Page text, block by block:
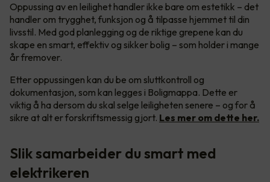
Oppussing av en leilighet handler ikke bare om estetikk – det
handler om trygghet, funksjon og å tilpasse hjemmet til din
livsstil. Med god planlegging og de riktige grepene kan du
skape en smart, effektiv og sikker bolig – som holder i mange
år fremover.
Etter oppussingen kan du be om sluttkontroll og
dokumentasjon, som kan legges i Boligmappa. Dette er
viktig å ha dersom du skal selge leiligheten senere – og for å
sikre at alt er forskriftsmessig gjort. Les mer om dette her.
Slik samarbeider du smart med
elektrikeren